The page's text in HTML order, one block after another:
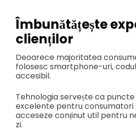
Îmbunătățește
clienților
Deoarece majoritatea
folosesc smartphone-uri,
accesibil.
Tehnologia servește ca
excelente pentru consumatori
acceseze conținut util pentru
zi.